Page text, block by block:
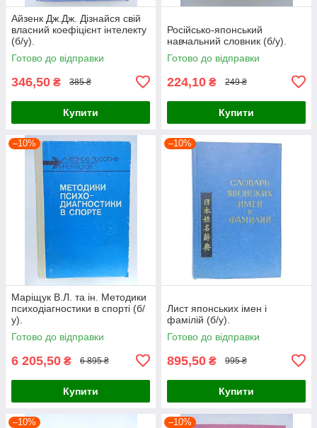
Айзенк Дж.Дж. Дізнайся свій
власний коефіцієнт інтелекту
(б/у).
Готово до відправки
346,50 ₴ 385 ₴
Купити
Російсько-японський
навчальний словник (б/у).
Готово до відправки
224,10 ₴ 249 ₴
Купити
–10%
Маріщук В.Л. та ін. Методики
психодіагностики в спорті (б/
у).
Готово до відправки
6 205,50 ₴ 6 895 ₴
Купити
–10%
Лист японських імен і
фамілій (б/у).
Готово до відправки
895,50 ₴ 995 ₴
Купити
–10% –10%